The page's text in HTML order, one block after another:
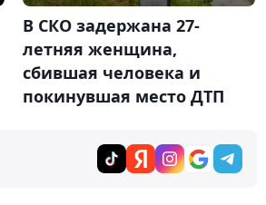
В СКО задержана 27-
летняя женщина,
сбившая человека и
покинувшая место ДТП